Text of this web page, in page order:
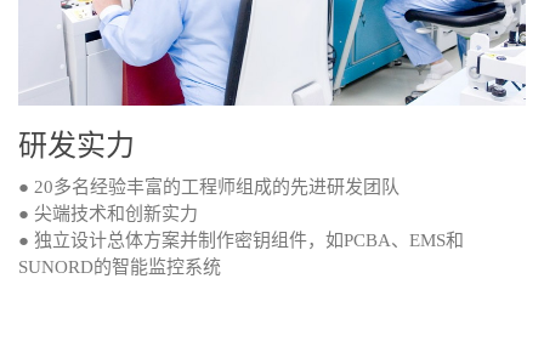
研发实力
● 20多名经验丰富的工程师组成的先进研发团队
● 尖端技术和创新实力
● 独立设计总体方案并制作密钥组件，如PCBA、EMS和
SUNORD的智能监控系统